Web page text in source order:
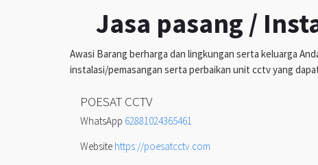
Jasa pasang /
Awasi Barang berharga dan lingkungan serta keluarga
instalasi/pemasangan serta perbaikan unit cctv yang
POESAT CCTV
WhatsApp 62881024365461
Website https://poesatcctv.com